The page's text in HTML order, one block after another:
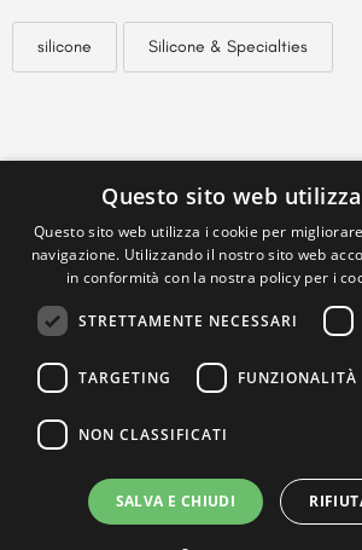
silicone Silicone & Specialties
Questo sito web
Questo sito web utilizza i cookie per
navigazione. Utilizzando il nostro sito web
in conformità con la nostra policy per i
STRETTAMENTE NECESSARI
TARGETING FUNZIONALITÀ
NON CLASSIFICATI
SALVA E CHIUDI